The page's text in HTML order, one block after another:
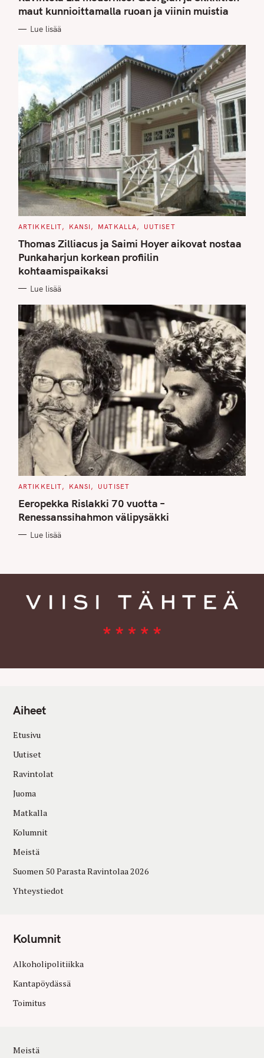
G
O
I
maut kunnioittamalla ruoan ja viinin muistia
Lue lisää
C
T
E
G
O
R
I
S
ARTIKKELIT KANSI MATKALLA UUTISET
Thomas Zilliacus ja Saimi Hoyer aikovat nostaa
Punkaharjun korkean profiilin
kohtaamispaikaksi
Lue lisää
C
T
E
G
O
I
ARTIKKELIT KANSI UUTISET
Eeropekka Rislakki 70 vuotta –
Renessanssihahmon välipysäkki
Lue lisää
Aiheet
Etusivu
Uutiset
Ravintolat
Juoma
Matkalla
Kolumnit
Meistä
Suomen 50 Parasta Ravintolaa 2026
Yhteystiedot
Kolumnit
Alkoholipolitiikka
Kantapöydässä
Toimitus
Meistä